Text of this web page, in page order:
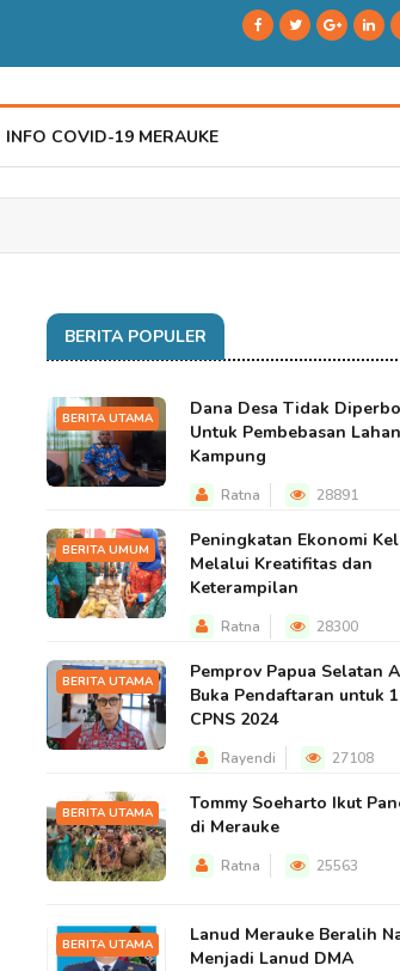
INFO COVID-19 MERAUKE
BERITA POPULER
BERITA UTAMA
Dana Desa Tidak
Untuk Pembebasan
Kampung
Ratna 28891
BERITA UMUM
Peningkatan Ekonomi
Melalui Kreatifitas dan
Keterampilan
Ratna 28300
BERITA UTAMA
Pemprov Papua Selatan
Buka Pendaftaran untuk
CPNS 2024
Rayendi 27108
BERITA UTAMA
Tommy Soeharto Ikut
di Merauke
Ratna 25563
BERITA UTAMA
Lanud Merauke Beralih
Menjadi Lanud DMA